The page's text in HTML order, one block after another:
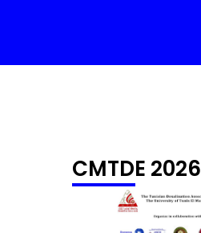
CMTDE 2026